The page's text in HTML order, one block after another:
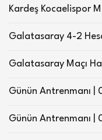
Kardeş Kocaelispor
Galatasaray 4-2
Galatasaray Maçı
Günün Antrenmanı
Günün Antrenmanı